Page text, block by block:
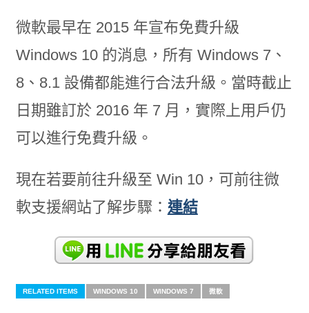
微軟最早在 2015 年宣布免費升級
Windows 10 的消息，所有 Windows 7、
8、8.1 設備都能進行合法升級。當時截止
日期雖訂於 2016 年 7 月，實際上用戶仍
可以進行免費升級。
現在若要前往升級至 Win 10，可前往微
軟支援網站了解步驟： 連結
RELATED ITEMS WINDOWS 10 WINDOWS 7 微軟